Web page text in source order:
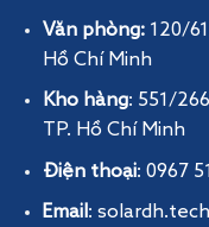
Văn phòng: 120/
Hồ Chí Minh
Kho hàng: 551/
TP. Hồ Chí Minh
Điện thoại: 0967
Email: